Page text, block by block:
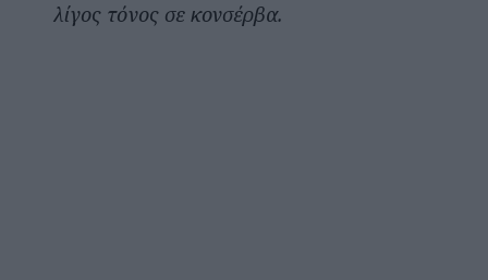
λίγος τόνος σε κονσέρβα.